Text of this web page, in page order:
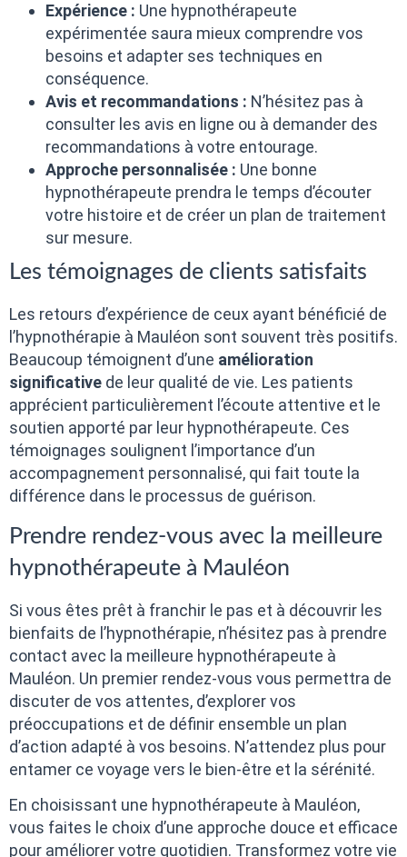
Expérience : Une hypnothérapeute
expérimentée saura mieux comprendre vos
besoins et adapter ses techniques en
conséquence.
Avis et recommandations : N’hésitez pas à
consulter les avis en ligne ou à demander des
recommandations à votre entourage.
Approche personnalisée : Une bonne
hypnothérapeute prendra le temps d’écouter
votre histoire et de créer un plan de traitement
sur mesure.
Les témoignages de clients satisfaits
Les retours d’expérience de ceux ayant bénéficié de
l’hypnothérapie à Mauléon sont souvent très positifs.
Beaucoup témoignent d’une amélioration
significative de leur qualité de vie. Les patients
apprécient particulièrement l’écoute attentive et le
soutien apporté par leur hypnothérapeute. Ces
témoignages soulignent l’importance d’un
accompagnement personnalisé, qui fait toute la
différence dans le processus de guérison.
Prendre rendez-vous avec la meilleure
hypnothérapeute à Mauléon
Si vous êtes prêt à franchir le pas et à découvrir les
bienfaits de l’hypnothérapie, n’hésitez pas à prendre
contact avec la meilleure hypnothérapeute à
Mauléon. Un premier rendez-vous vous permettra de
discuter de vos attentes, d’explorer vos
préoccupations et de définir ensemble un plan
d’action adapté à vos besoins. N’attendez plus pour
entamer ce voyage vers le bien-être et la sérénité.
En choisissant une hypnothérapeute à Mauléon,
vous faites le choix d’une approche douce et efficace
pour améliorer votre quotidien. Transformez votre vie